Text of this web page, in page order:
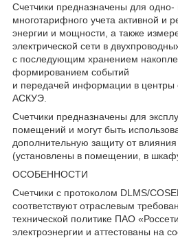
Счетчики предназначены для одно-
многотарифного учета активной и
энергии и мощности, а также
электрической сети в
с последующим хранением
формированием событий
и передачей информации в центры
АСКУЭ.
Счетчики предназначены для
помещений и могут быть
дополнительную защиту от
(установлены в помещении, в
ОСОБЕННОСТИ
Счетчики с протоколом DLMS/
соответствуют отраслевым
технической политике ПАО
электроэнергии и аттестованы на